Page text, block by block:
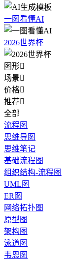
一图看懂AI
2026世界杯
图形
场景
价格
推荐
全部
流程图
思维导图
思维笔记
基础流程图
组织结构-流程图
UML图
ER图
网络拓扑图
原型图
架构图
泳道图
韦恩图